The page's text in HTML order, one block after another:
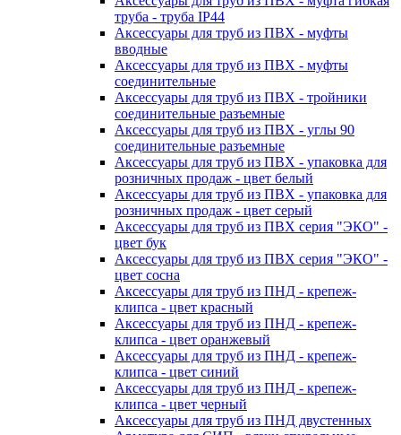
труба - труба IP44
Аксессуары для труб из ПВХ - муфты
вводные
Аксессуары для труб из ПВХ - муфты
соединительные
Аксессуары для труб из ПВХ - тройники
соединительные разъемные
Аксессуары для труб из ПВХ - углы 90
соединительные разъемные
Аксессуары для труб из ПВХ - упаковка для
розничных продаж - цвет белый
Аксессуары для труб из ПВХ - упаковка для
розничных продаж - цвет серый
Аксессуары для труб из ПВХ серия "ЭКО" -
цвет бук
Аксессуары для труб из ПВХ серия "ЭКО" -
цвет сосна
Аксессуары для труб из ПНД - крепеж-
клипса - цвет красный
Аксессуары для труб из ПНД - крепеж-
клипса - цвет оранжевый
Аксессуары для труб из ПНД - крепеж-
клипса - цвет синий
Аксессуары для труб из ПНД - крепеж-
клипса - цвет черный
Аксессуары для труб из ПНД двустенных